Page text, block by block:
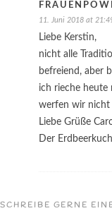
11. Juni 2018 at
Liebe Kerstin,
nicht alle
befreiend, aber
ich rieche heute
werfen wir nicht
Liebe Grüße
Der
SCHREIBE GERNE